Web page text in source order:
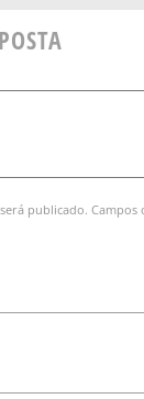
publicado.